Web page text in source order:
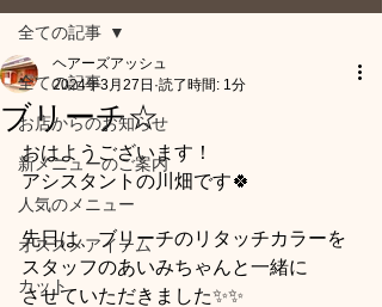
全ての記事
お店からのお知らせ
新メニューのご案内
人気のメニュー
オススメアイテム
カット
全ての記事
ブリーチ☆
ヘアーズアッシュ
2024年3月27日 読了時間: 1分
おはようございます！
アシスタントの川畑です🍀
先日は、ブリーチのリタッチカラーを
スタッフのあいみちゃんと一緒に
させていただきました✨✨